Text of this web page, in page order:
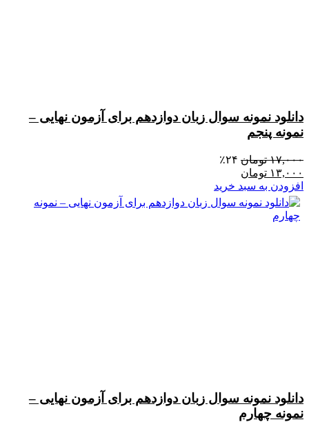
دانلود نمونه سوال زبان دوازدهم برای آزمون نهایی –
نمونه پنجم
۱۷,۰۰۰ تومان ۲۴٪
۱۳,۰۰۰ تومان
افزودن به سبد خرید
دانلود نمونه سوال زبان دوازدهم برای آزمون نهایی –
نمونه چهارم